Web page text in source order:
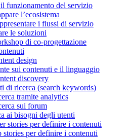
funzionamento del servizio
l’ecosistema
i flussi di servizio
le soluzioni
di co-progettazione
design
sui contenuti e il linguaggio
discovery
di ricerca (search keywords)
tramite analytics
sui forum
ai bisogni degli utenti
stories per definire i contenuti
stories per definire i contenuti